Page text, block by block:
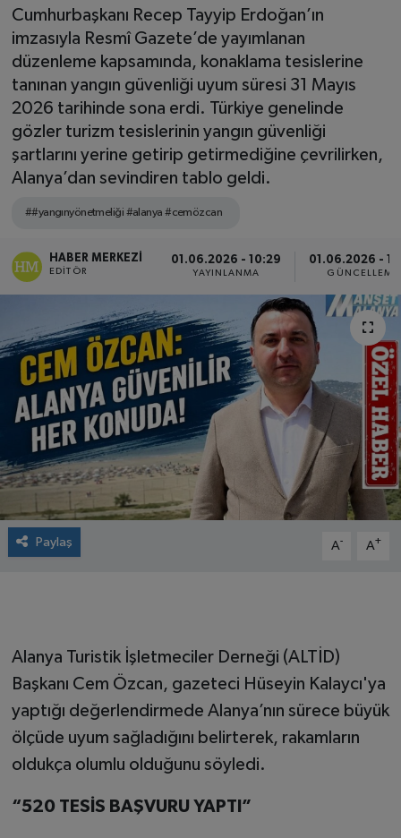
Cumhurbaşkanı Recep Tayyip Erdoğan’ın
imzasıyla Resmî Gazete’de yayımlanan
düzenleme kapsamında, konaklama tesislerine
tanınan yangın güvenliği uyum süresi 31 Mayıs
2026 tarihinde sona erdi. Türkiye genelinde
gözler turizm tesislerinin yangın güvenliği
şartlarını yerine getirip getirmediğine çevrilirken,
Alanya’dan sevindiren tablo geldi.
##yangınyönetmeliği #alanya #cemözcan
HABER MERKEZI
EDITÖR
01.06.2026 - 10:29
YAYINLANMA
01.06.2026 -
GÜNCELLEME
Paylaş A- A+
Alanya Turistik İşletmeciler Derneği (ALTİD)
Başkanı Cem Özcan, gazeteci Hüseyin Kalaycı'ya
yaptığı değerlendirmede Alanya’nın sürece büyük
ölçüde uyum sağladığını belirterek, rakamların
oldukça olumlu olduğunu söyledi.
“520 TESİS BAŞVURU YAPTI”